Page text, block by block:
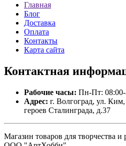
Главная
Блог
Доставка
Оплата
Контакты
Карта сайта
Контактная
Рабочие часы: Пн-Пт: 08:00-
Адрес: г. Волгоград, ул.
героев Сталинграда, д.37
Магазин товаров для творчества